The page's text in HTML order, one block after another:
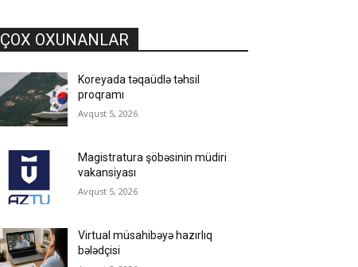
ÇOX OXUNANLAR
Koreyada təqaüdlə təhsil
proqramı
Avqust 5, 2026
Magistratura şöbəsinin müdiri
vakansiyası
Avqust 5, 2026
Virtual müsahibəyə hazırlıq
bələdçisi